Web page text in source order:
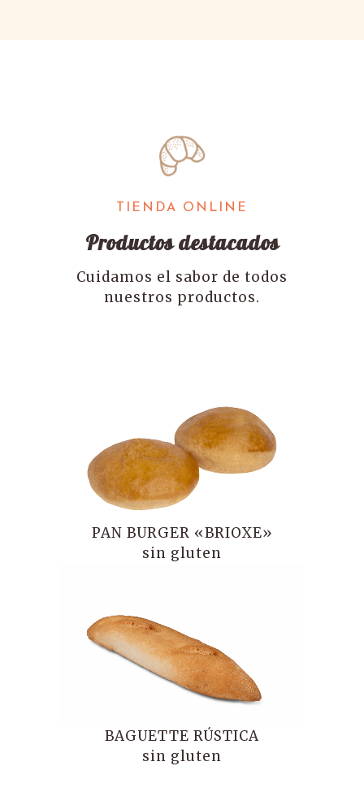
TIENDA ONLINE
Productos destacados
Cuidamos el sabor de todos
nuestros productos.
PAN BURGER «BRIOXE»
sin gluten
BAGUETTE RÚSTICA
sin gluten